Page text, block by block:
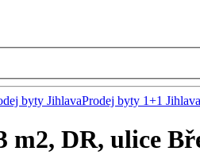
byty JihlavaProdej byty 1+1 Jihlava
m2, DR, ulice